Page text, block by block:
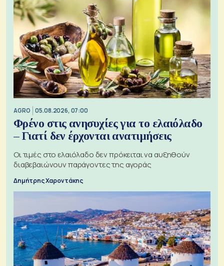
AGRO 05.08.2026, 07:00
Φρένο στις ανησυχίες για το ελαιόλαδο
– Γιατί δεν έρχονται ανατιμήσεις
Οι τιμές στο ελαιόλαδο δεν πρόκειται να αυξηθούν
διαβεβαιώνουν παράγοντες της αγοράς
Δημήτρης Χαροντάκης